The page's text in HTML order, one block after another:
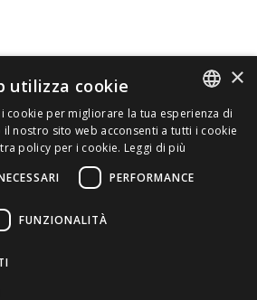
11173870152 | HALIDON srl -
ITALIAN
×
utilizza cookie
cookie per migliorare la tua esperienza di
il nostro sito web acconsenti a tutti i cookie
policy per i cookie. Leggi di più
PERFORMANCE
FUNZIONALITÀ